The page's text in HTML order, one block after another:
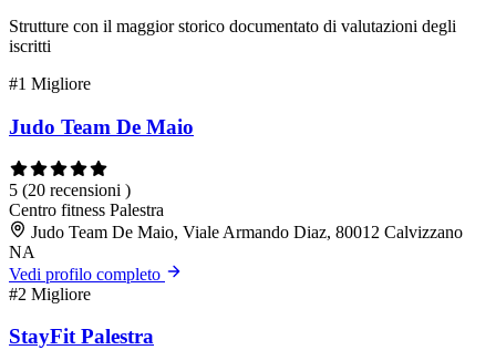
Strutture con il maggior storico documentato di valutazioni degli
iscritti
#1 Migliore
Judo Team De Maio
5 (20 recensioni )
Centro fitness Palestra
Judo Team De Maio, Viale Armando Diaz, 80012 Calvizzano
NA
Vedi profilo completo
#2 Migliore
StayFit Palestra